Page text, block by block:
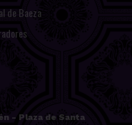
de Baeza
- Plaza de Santa